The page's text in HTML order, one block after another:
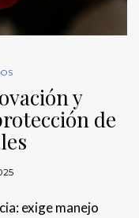
y
de
exige manejo